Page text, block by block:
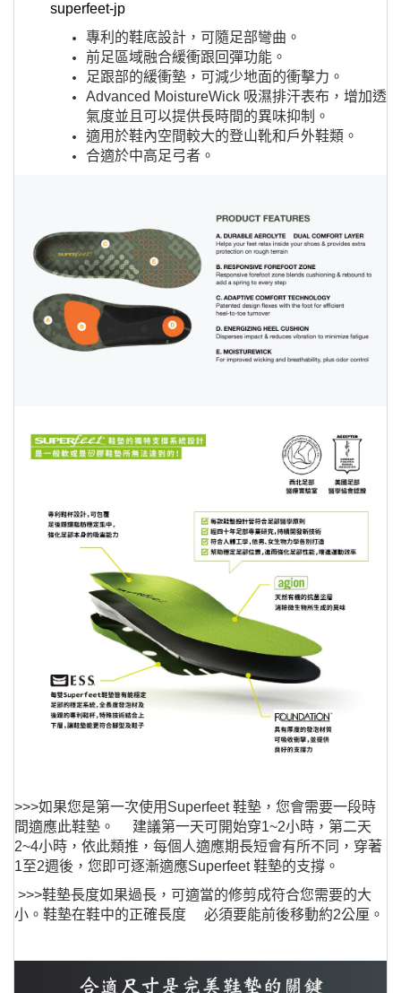
superfeet-jp
專利的鞋底設計，可隨足部彎曲。
前足區域融合緩衝跟回彈功能。
足跟部的緩衝墊，可減少地面的衝擊力。
Advanced MoistureWick 吸濕排汗表布，增加透
氣度並且可以提供長時間的異味抑制​​。
適用於鞋內空間較大的登山靴和戶外鞋類。
合適於中高足弓者。
>>>如果您是第一次使用Superfeet 鞋墊，您會需要一段時
間適應此鞋墊。 建議第一天可開始穿1~2小時，第二天
2~4小時，依此類推，每個人適應期長短會有所不同，穿著
1至2週後，您即可逐漸適應Superfeet 鞋墊的支撐。
>>>鞋墊長度如果過長，可適當的修剪成符合您需要的大
小。鞋墊在鞋中的正確長度 必須要能前後移動約2公厘。